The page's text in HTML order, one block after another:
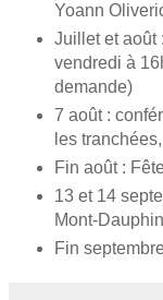
Yoann
Juillet et août
vendredi à
demande)
7 août :
les
Fin août :
13 et 14
Mont-Dauphin
Fin